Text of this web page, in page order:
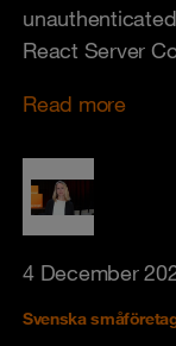
React Server
Read more
4 December
Svenska